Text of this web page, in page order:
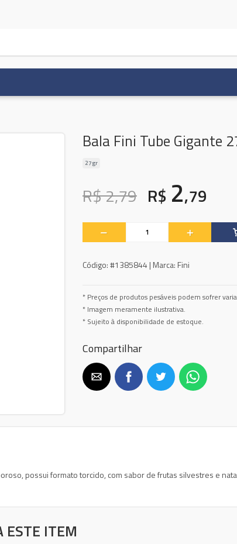
Bala Fini Tube Gigante
27gr
R$ 2,79 R$ 2,79
Código:#1385844 | Marca: Fini
* Preços de produtos pesáveis podem sofrer
* Imagem meramente ilustrativa.
* Sujeito à disponibilidade de estoque.
Compartilhar
possui formato torcido, com sabor de frutas silvestres e
ESTE ITEM